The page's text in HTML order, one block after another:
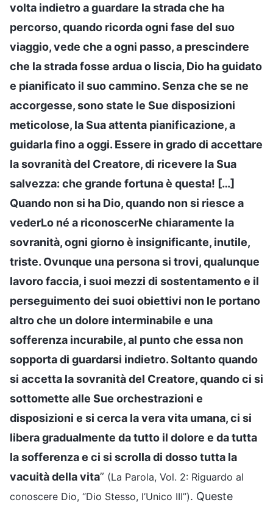
volta indietro a guardare la strada che ha
percorso, quando ricorda ogni fase del suo
viaggio, vede che a ogni passo, a prescindere
che la strada fosse ardua o liscia, Dio ha guidato
e pianificato il suo cammino. Senza che se ne
accorgesse, sono state le Sue disposizioni
meticolose, la Sua attenta pianificazione, a
guidarla fino a oggi. Essere in grado di accettare
la sovranità del Creatore, di ricevere la Sua
salvezza: che grande fortuna è questa! […]
Quando non si ha Dio, quando non si riesce a
vederLo né a riconoscerNe chiaramente la
sovranità, ogni giorno è insignificante, inutile,
triste. Ovunque una persona si trovi, qualunque
lavoro faccia, i suoi mezzi di sostentamento e il
perseguimento dei suoi obiettivi non le portano
altro che un dolore interminabile e una
sofferenza incurabile, al punto che essa non
sopporta di guardarsi indietro. Soltanto quando
si accetta la sovranità del Creatore, quando ci si
sottomette alle Sue orchestrazioni e
disposizioni e si cerca la vera vita umana, ci si
libera gradualmente da tutto il dolore e da tutta
la sofferenza e ci si scrolla di dosso tutta la
vacuità della vita” (La Parola, Vol. 2: Riguardo al
conoscere Dio, “Dio Stesso, l’Unico III”). Queste